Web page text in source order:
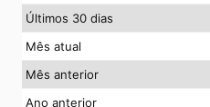
Últimos 30 dias
Mês atual
Mês anterior
Ano anterior